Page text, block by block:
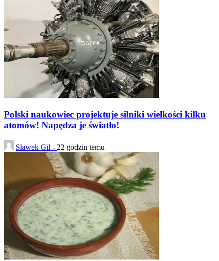
Polski naukowiec projektuje silniki wielkości kilku
atomów! Napędza je światło!
Sławek Gil - 22 godzin temu